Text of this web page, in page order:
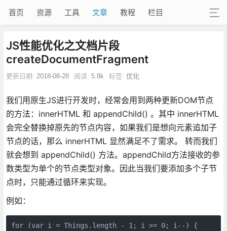
首页 资源 工具 文章 教程 栏目
JS性能优化之文档片段
createDocumentFragment
更新日期: 2018-08-28 阅读: 5.8k 标签: 优化
我们用原生JS进行开发时，经常会用到两种更新DOM节点
的方法：innerHTML 和 appendChild() 。其中 innerHTML
会完全替换掉原先的节点内容，如果我们是想向元素追加子
节点的话，那么 innerHTML 显然满足不了需求。 转而我们
就会想到 appendChild() 方法。appendChild方法接收的参
数类型为单个的节点类型对象。因此当我们要添加多个子节
点时，只能通过循环来实现。
例如：
for (var i = Things.length - 1; i >= 0; i--) {